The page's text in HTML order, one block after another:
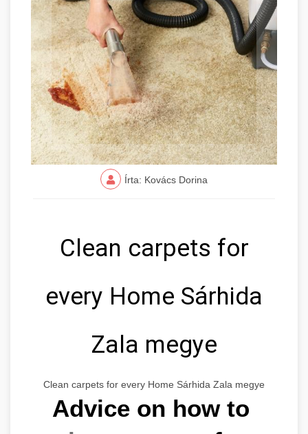
Írta: Kovács Dorina
Clean carpets for
every Home Sárhida
Zala megye
Clean carpets for every Home Sárhida Zala megye